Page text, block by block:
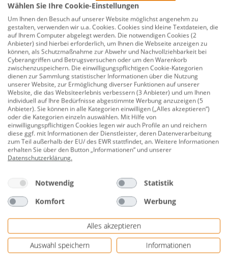
Beschreibung
Canopia Pavillon Roma Moskitonetz
225x235 cm, grau
Produktnummer:0691251708
Das Moskitonetz passend zum Pavillon Roma. Die
Vorrichtung ist lichtdurchlässig, bietet aber trotzdem
ausreichend Schutz gegen Mücken.
Aufstellmaß: 225 x 235 cm (B x T)
Speziell angefertigt für Pavillon Roma und Monaco
von Param
Einfache Anbringung des Netzes
Clips zur Befestigung am Pavillon bereits vorhanden
Inkl. Montagematerial
Waschmaschinenfest & UV-resistent
Farbe: grau
Wählen Sie Ihre Cookie-Einstellungen
Um Ihnen den Besuch auf unserer Website möglichst angenehm zu
gestalten, verwenden wir u.a. Cookies. Cookies sind kleine Textdateien, die
auf Ihrem Computer abgelegt werden. Die notwendigen Cookies (2
Anbieter) sind hierbei erforderlich, um Ihnen die Webseite anzeigen zu
können, als Schutzmaßnahme zur Abwehr und Nachvollziehbarkeit bei
Cyberangriffen und Betrugsversuchen oder um den Warenkorb
zwischenzuspeichern. Die einwilligungspflichtigen Cookie-Kategorien
dienen zur Sammlung statistischer Informationen über die Nutzung
unserer Website, zur Ermöglichung diverser Funktionen auf unserer
Website, die das Websiteerlebnis verbessern (3 Anbieter) und um Ihnen
individuell auf Ihre Bedürfnisse abgestimmte Werbung anzuzeigen (5
Anbieter). Sie können in alle Kategorien einwilligen („Alles akzeptieren“)
oder die Kategorien einzeln auswählen. Mit Hilfe von
einwilligungspflichtigen Cookies legen wir auch Profile an und reichern
diese ggf. mit Informationen der Dienstleister, deren Datenverarbeitung
zum Teil außerhalb der EU/ des EWR stattfindet, an. Weitere Informationen
erhalten Sie über den Button „Informationen“ und unserer
Datenschutzerklärung.
Notwendig
Statistik
Komfort
Werbung
Alles akzeptieren
Auswahl speichern
Informationen